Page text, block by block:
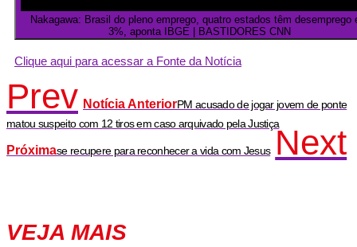
Nakagawa: Brasil do pleno emprego, quatro estados têm desemprego
3%, aponta IBGE | BASTIDORES CNN
Clique aqui para acessar a Fonte da Notícia
Prev Notícia AnteriorPM acusado de jogar jovem de ponte
matou suspeito com 12 tiros em caso arquivado pela Justiça
Próximase recupere para reconhecer a vida com Jesus Next
VEJA MAIS